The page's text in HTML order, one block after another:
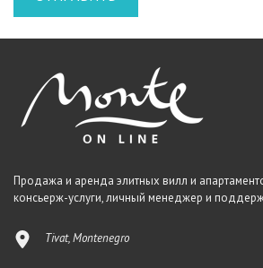
Продажа и аренда элитных вилл и
консьерж-услуги, личный менеджер и
Tivat, Montenegro